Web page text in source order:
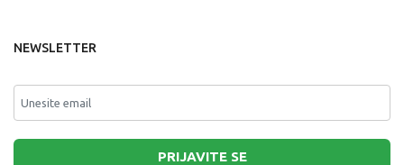
NEWSLETTER
PRIJAVITE SE